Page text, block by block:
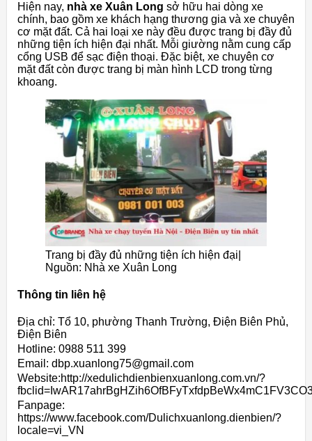
Hiện nay, nhà xe Xuân Long sở hữu hai dòng xe
chính, bao gồm xe khách hạng thương gia và xe chuyên
cơ mặt đất. Cả hai loại xe này đều được trang bị đầy đủ
những tiện ích hiện đại nhất. Mỗi giường nằm cung cấp
cổng USB để sạc điện thoại. Đặc biệt, xe chuyên cơ
mặt đất còn được trang bị màn hình LCD trong từng
khoang.
Trang bị đầy đủ những tiện ích hiện đại|
Nguồn: Nhà xe Xuân Long
Thông tin liên hệ
Địa chỉ: Tổ 10, phường Thanh Trường, Điện Biên Phủ,
Điện Biên
Hotline: 0988 511 399
Email: dbp.xuanlong75@gmail.com
Website:http://xedulichdienbienxuanlong.com.vn/?
Fanpage:
https://www.facebook.com/Dulichxuanlong.dienbien/?
locale=vi_VN